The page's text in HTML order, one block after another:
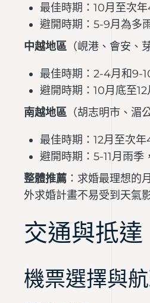
最佳時期：10月至次
避開時期：5-9月為多
中越地區 （峴港、會安、
最佳時期：2-4月和9-
避開時期：10月底至
南越地區 （胡志明市、湄
最佳時期：12月至次
避開時期：5-11月雨季
整體推薦 ：求婚最理想的
外求婚計畫不易受到天氣
交通與抵達
機票選擇與